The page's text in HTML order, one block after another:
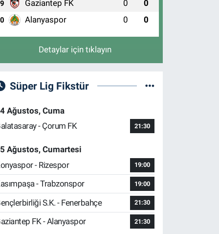
0 (224) 246 45 99
9 Gaziantep FK 0 0
Alanyaspor 0 0
Detaylar için tıklayın
Süper Lig Fikstür
Ağustos, Cuma
- Çorum FK
21:30
Ağustos, Cumartesi
- Rizespor
19:00
- Trabzonspor 19:00
S.K. - Fenerbahçe 21:30
FK - Alanyaspor 21:30